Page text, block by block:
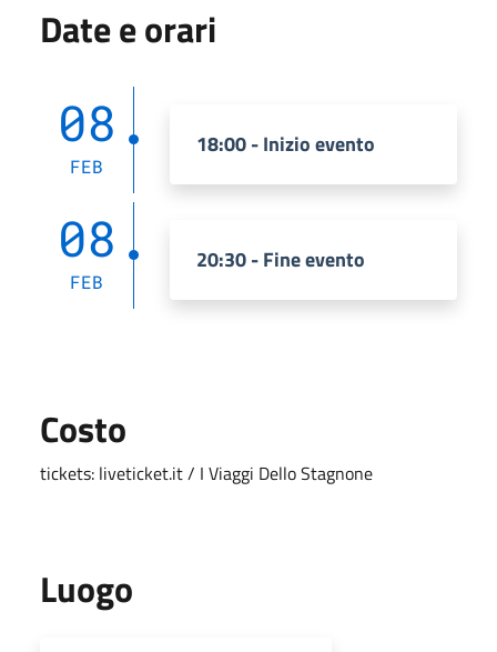
Date e orari
08
FEB
18:00 - Inizio evento
08
FEB
20:30 - Fine evento
Costo
tickets: liveticket.it / I Viaggi Dello Stagnone
Luogo